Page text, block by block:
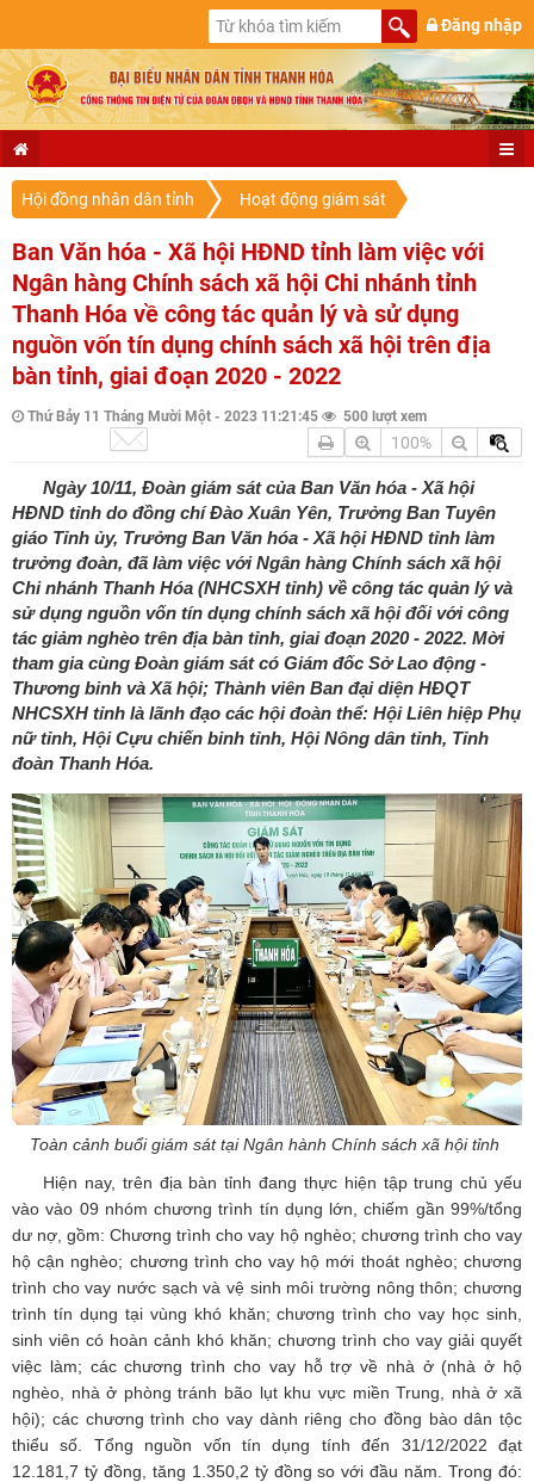
Đăng nhập
Hội đồng nhân dân tỉnh Hoạt động giám sát
Ban Văn hóa - Xã hội HĐND tỉnh làm việc với
Ngân hàng Chính sách xã hội Chi nhánh tỉnh
Thanh Hóa về công tác quản lý và sử dụng
nguồn vốn tín dụng chính sách xã hội trên địa
bàn tỉnh, giai đoạn 2020 - 2022
Thứ Bảy 11 Tháng Mười Một - 2023 11:21:45 500 lượt xem
100%
Ngày 10/11, Đoàn giám sát của Ban Văn hóa - Xã hội
HĐND tỉnh do đồng chí Đào Xuân Yên, Trưởng Ban Tuyên
giáo Tỉnh ủy, Trưởng Ban Văn hóa - Xã hội HĐND tỉnh làm
trưởng đoàn, đã làm việc với Ngân hàng Chính sách xã hội
Chi nhánh Thanh Hóa (NHCSXH tỉnh) về công tác quản lý và
sử dụng nguồn vốn tín dụng chính sách xã hội đối với công
tác giảm nghèo trên địa bàn tỉnh, giai đoạn 2020 - 2022. Mời
tham gia cùng Đoàn giám sát có Giám đốc Sở Lao động -
Thương binh và Xã hội; Thành viên Ban đại diện HĐQT
NHCSXH tỉnh là lãnh đạo các hội đoàn thể: Hội Liên hiệp Phụ
nữ tỉnh, Hội Cựu chiến binh tỉnh, Hội Nông dân tỉnh, Tỉnh
đoàn Thanh Hóa.
Toàn cảnh buổi giám sát tại Ngân hành Chính sách xã hội tỉnh
Hiện nay, trên địa bàn tỉnh đang thực hiện tập trung chủ yếu
vào vào 09 nhóm chương trình tín dụng lớn, chiếm gần 99%/tổng
dư nợ, gồm: Chương trình cho vay hộ nghèo; chương trình cho vay
hộ cận nghèo; chương trình cho vay hộ mới thoát nghèo; chương
trình cho vay nước sạch và vệ sinh môi trường nông thôn; chương
trình tín dụng tại vùng khó khăn; chương trình cho vay học sinh,
sinh viên có hoàn cảnh khó khăn; chương trình cho vay giải quyết
việc làm; các chương trình cho vay hỗ trợ về nhà ở (nhà ở hộ
nghèo, nhà ở phòng tránh bão lụt khu vực miền Trung, nhà ở xã
hội); các chương trình cho vay dành riêng cho đồng bào dân tộc
thiểu số. Tổng nguồn vốn tín dụng tính đến 31/12/2022 đạt
12.181,7 tỷ đồng, tăng 1.350,2 tỷ đồng so với đầu năm. Trong đó: